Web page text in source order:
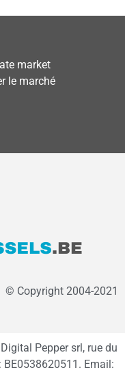
market
le marché
© Copyright 2004-2021
Pepper srl, rue du
BE0538620511. Email: